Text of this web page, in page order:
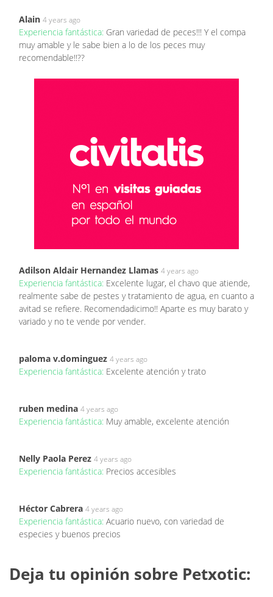
Alain 4 years ago
Experiencia fantástica: Gran variedad de peces!!! Y el compa
muy amable y le sabe bien a lo de los peces muy
recomendable!!??
Adilson Aldair Hernandez Llamas 4 years ago
Experiencia fantástica: Excelente lugar, el chavo que atiende,
realmente sabe de pestes y tratamiento de agua, en cuanto a
avitad se refiere. Recomendadicimo!! Aparte es muy barato y
variado y no te vende por vender.
paloma v.dominguez 4 years ago
Experiencia fantástica: Excelente atención y trato
ruben medina 4 years ago
Experiencia fantástica: Muy amable, excelente atención
Nelly Paola Perez 4 years ago
Experiencia fantástica: Precios accesibles
Héctor Cabrera 4 years ago
Experiencia fantástica: Acuario nuevo, con variedad de
especies y buenos precios
Deja tu opinión sobre Petxotic: